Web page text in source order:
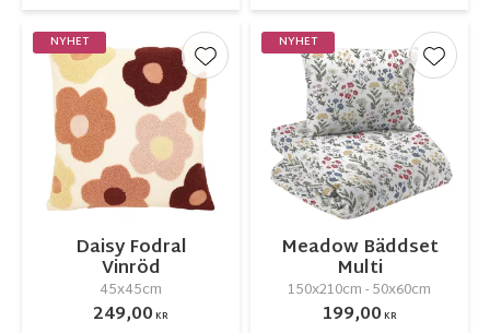
Daisy Fodral
Vinröd
45x45cm
249,00KR
NYHET
Lägg till i favoriter
Meadow Bäddset
Multi
150x210cm - 50x60cm
199,00KR
NYHET
Lägg